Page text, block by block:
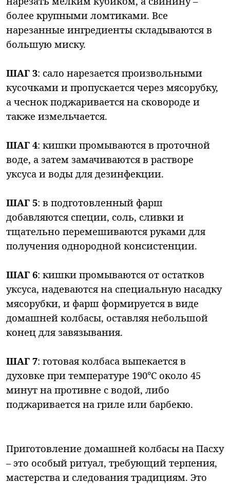
более крупными ломтиками. Все
нарезанные ингредиенты складываются в
большую миску.
ШАГ 3: сало нарезается произвольными
кусочками и пропускается через мясорубку,
а чеснок поджаривается на сковороде и
также измельчается.
ШАГ 4: кишки промываются в проточной
воде, а затем замачиваются в растворе
уксуса и воды для дезинфекции.
ШАГ 5: в подготовленный фарш
добавляются специи, соль, сливки и
тщательно перемешиваются руками для
получения однородной консистенции.
ШАГ 6: кишки промываются от остатков
уксуса, надеваются на специальную насадку
мясорубки, и фарш формируется в виде
домашней колбасы, оставляя небольшой
конец для завязывания.
ШАГ 7: готовая колбаса выпекается в
духовке при температуре 190°С около 45
минут на противне с водой, либо
поджаривается на гриле или барбекю.
Приготовление домашней колбасы на Пасху
– это особый ритуал, требующий терпения,
мастерства и следования традициям. Это